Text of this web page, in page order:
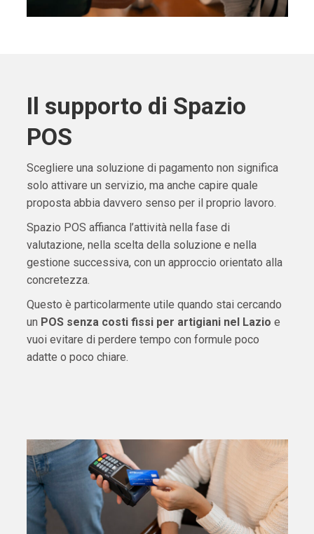
Il supporto di Spazio
POS
Scegliere una soluzione di pagamento non significa
solo attivare un servizio, ma anche capire quale
proposta abbia davvero senso per il proprio lavoro.
Spazio POS affianca l’attività nella fase di
valutazione, nella scelta della soluzione e nella
gestione successiva, con un approccio orientato alla
concretezza.
Questo è particolarmente utile quando stai cercando
un POS senza costi fissi per artigiani nel Lazio e
vuoi evitare di perdere tempo con formule poco
adatte o poco chiare.